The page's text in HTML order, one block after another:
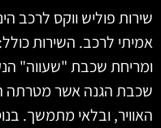
פוליש ווקס לרכב הינו
לרכב. השירות כולל:
שכבת "שעווה"
הגנה אשר מטרתה היא
ובלאי מתמשך.